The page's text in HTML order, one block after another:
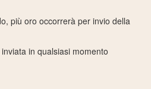
più oro occorrerà per invio della
in qualsiasi momento